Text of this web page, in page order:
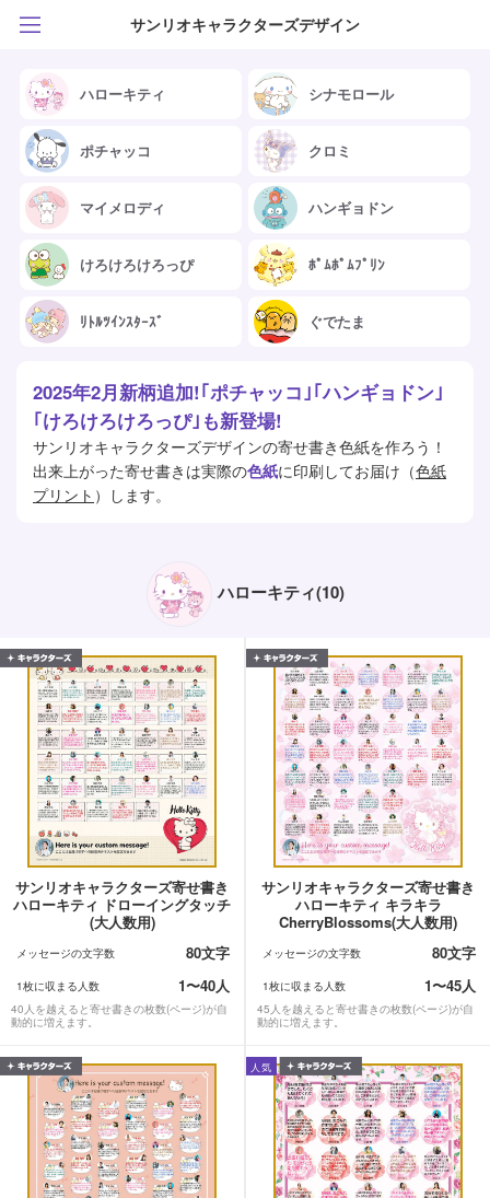
サンリオキャラクターズデザイン
ハローキティ シナモロール
ポチャッコ クロミ
マイメロディ ハンギョドン
けろけろけろっぴ ﾎﾟﾑﾎﾟﾑﾌﾟﾘﾝ
ﾘﾄﾙﾂｲﾝｽﾀｰｽﾞ ぐでたま
2025年2月新柄追加!｢ポチャッコ｣｢ハンギョドン｣
｢けろけろけろっぴ｣も新登場!
サンリオキャラクターズデザインの寄せ書き色紙を作ろう！
出来上がった寄せ書きは実際の色紙に印刷してお届け（色紙
プリント ）します。
ハローキティ(10)
サンリオキャラクターズ寄せ書き
ハローキティ ドローイングタッチ
(大人数用)
メッセージの文字数 80文字
1枚に収まる人数 1〜40人
40人を越えると寄せ書きの枚数(ページ)が自
動的に増えます。
サンリオキャラクターズ寄せ書き
ハローキティ キラキラ
CherryBlossoms(大人数用)
メッセージの文字数 80文字
1枚に収まる人数 1〜45人
45人を越えると寄せ書きの枚数(ページ)が自
動的に増えます。
人気